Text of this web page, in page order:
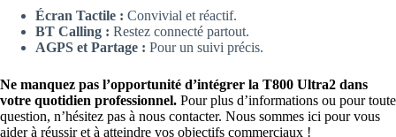
Écran Tactile : Convivial et réactif.
BT Calling : Restez connecté partout.
AGPS et Partage : Pour un suivi précis.
Ne manquez pas l’opportunité d’intégrer la T800 Ultra2 dans
votre quotidien professionnel. Pour plus d’informations ou pour toute
question, n’hésitez pas à nous contacter. Nous sommes ici pour vous
aider à réussir et à atteindre vos objectifs commerciaux !